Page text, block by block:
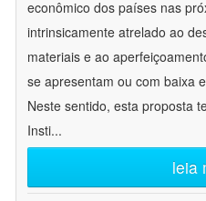
econômico dos países nas
intrinsicamente atrelado ao
materiais e ao
se apresentam ou com baixa
Neste sentido, esta proposta
Insti...
leia